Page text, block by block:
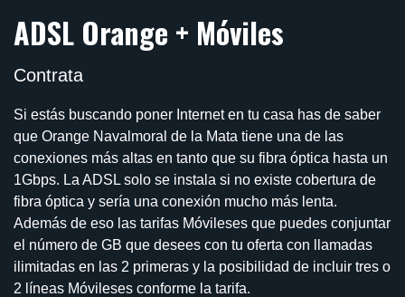
ADSL Orange + Móviles
Contrata
Si estás buscando poner Internet en tu casa has de saber
que Orange Navalmoral de la Mata tiene una de las
conexiones más altas en tanto que su fibra óptica hasta un
1Gbps. La ADSL solo se instala si no existe cobertura de
fibra óptica y sería una conexión mucho más lenta.
Además de eso las tarifas Móvileses que puedes conjuntar
el número de GB que desees con tu oferta con llamadas
ilimitadas en las 2 primeras y la posibilidad de incluir tres o
2 líneas Móvileses conforme la tarifa.